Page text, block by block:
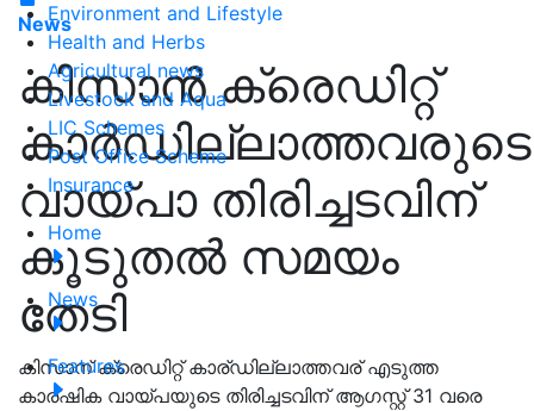
Environment and Lifestyle
Health and Herbs
Agricultural news
Livestock and Aqua
LIC Schemes
Post Office Scheme
Insurance
Home
News
Features
News
കിസാന്‍ ക്രെഡിറ്റ്
കാര്‍ഡില്ലാത്തവരുടെ
വായ്പാ തിരിച്ചടവിന്
കൂടുതല്‍ സമയം
തേടി
കിസാന് ക്രെഡിറ്റ് കാര്ഡില്ലാത്തവര് എടുത്ത
കാര്ഷിക വായ്പയുടെ തിരിച്ചടവിന് ആഗസ്റ്റ് 31 വരെ